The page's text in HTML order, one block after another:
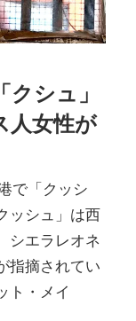
シュ」
人女性が
で「クッシ
ッシュ」は西
シエラレオネ
指摘されてい
ト・メイ